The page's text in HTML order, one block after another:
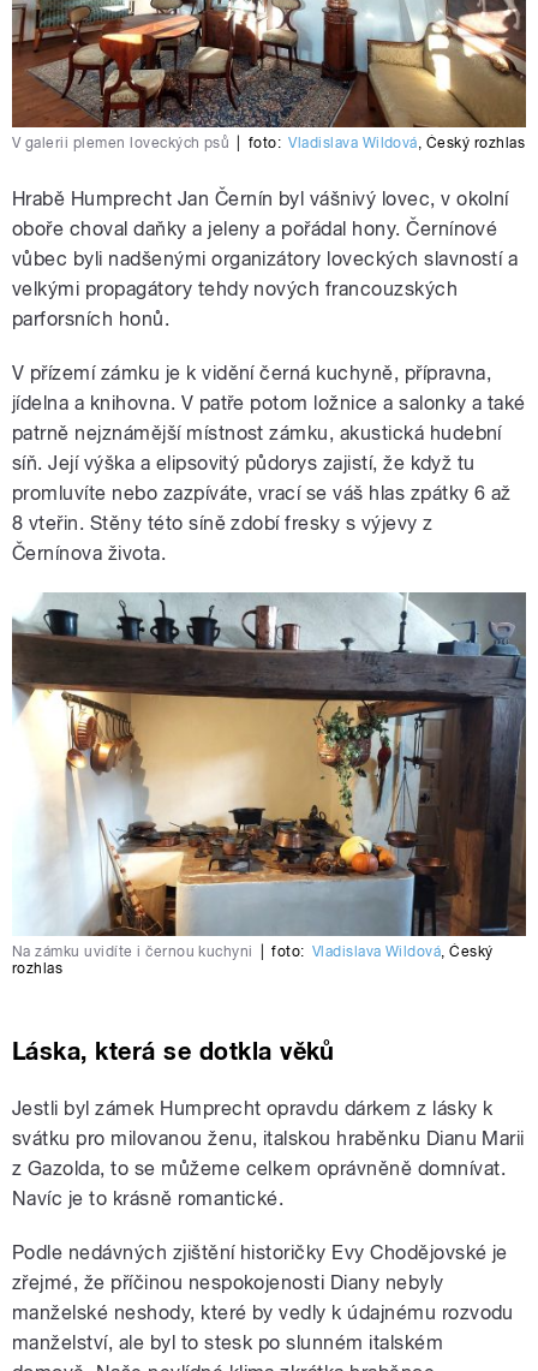
V galerii plemen loveckých psů foto: Vladislava Wildová, Český rozhlas
Hrabě Humprecht Jan Černín byl vášnivý lovec, v okolní
oboře choval daňky a jeleny a pořádal hony. Černínové
vůbec byli nadšenými organizátory loveckých slavností a
velkými propagátory tehdy nových francouzských
parforsních honů.
V přízemí zámku je k vidění černá kuchyně, přípravna,
jídelna a knihovna. V patře potom ložnice a salonky a také
patrně nejznámější místnost zámku, akustická hudební
síň. Její výška a elipsovitý půdorys zajistí, že když tu
promluvíte nebo zazpíváte, vrací se váš hlas zpátky 6 až
8 vteřin. Stěny této síně zdobí fresky s výjevy z
Černínova života.
Na zámku uvidíte i černou kuchyni foto: Vladislava Wildová ,Český
rozhlas
Láska, která se dotkla věků
Jestli byl zámek Humprecht opravdu dárkem z lásky k
svátku pro milovanou ženu, italskou hraběnku Dianu Marii
z Gazolda, to se můžeme celkem oprávněně domnívat.
Navíc je to krásně romantické.
Podle nedávných zjištění historičky Evy Chodějovské je
zřejmé, že příčinou nespokojenosti Diany nebyly
manželské neshody, které by vedly k údajnému rozvodu
manželství, ale byl to stesk po slunném italském